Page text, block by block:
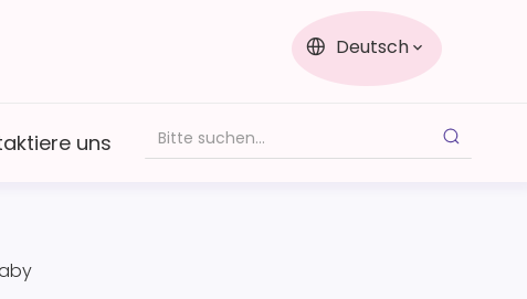
Deutsch
uns